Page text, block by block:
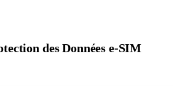
des Données e-SIM